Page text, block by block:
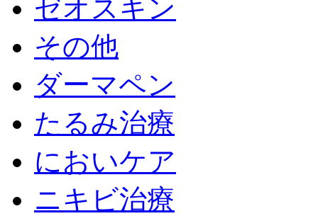
ゼオスキン
その他
ダーマペン
たるみ治療
においケア
ニキビ治療